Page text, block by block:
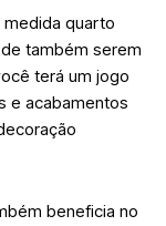
quarto
também serem
terá um jogo
e acabamentos
beneficia no